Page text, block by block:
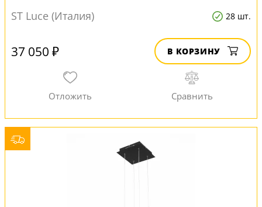
ST Luce (Италия) 28 шт.
37 050 ₽ В КОРЗИНУ